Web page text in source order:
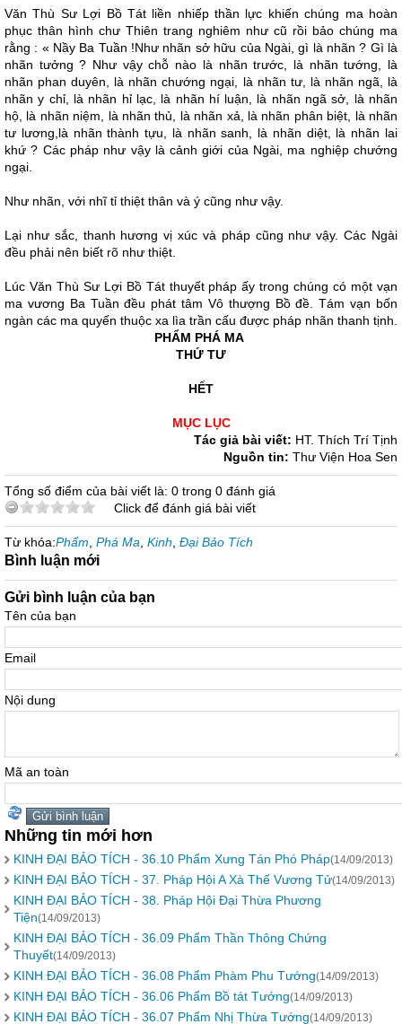
Văn Thù Sư Lợi Bồ Tát liền nhiếp thần lực khiến chúng ma hoàn
phục thân hình chư Thiên trang nghiêm như cũ rồi bảo chúng ma
rằng : « Nầy Ba Tuần !Như nhãn sở hữu của Ngài, gì là nhãn ? Gì là
nhãn tưởng ? Như vậy chỗ nào là nhãn trước, là nhãn tướng, là
nhãn phan duyên, là nhãn chướng ngại, là nhãn tư, là nhãn ngã, là
nhãn y chỉ, là nhãn hỉ lạc, là nhãn hí luận, là nhãn ngã sở, là nhãn
hộ, là nhãn niệm, là nhãn thủ, là nhãn xả, là nhãn phân biệt, là nhãn
tư lương,là nhãn thành tựu, là nhãn sanh, là nhãn diệt, là nhãn lai
khứ ? Các pháp như vậy là cảnh giới của Ngài, ma nghiệp chướng
ngại.
Như nhãn, với nhĩ tỉ thiệt thân và ý cũng như vậy.
Lại như sắc, thanh hương vị xúc và pháp cũng như vậy. Các Ngài
đều phải nên biết rõ như thiệt.
Lúc Văn Thù Sư Lợi Bồ Tát thuyết pháp ấy trong chúng có một vạn
ma vương Ba Tuần đều phát tâm Vô thượng Bồ đề. Tám vạn bốn
ngàn các ma quyến thuộc xa lìa trần cấu được pháp nhãn thanh tịnh.
PHẨM PHÁ MA
THỨ TƯ
HẾT
MỤC LỤC
Tác giả bài viết: HT. Thích Trí Tịnh
Nguồn tin: Thư Viện Hoa Sen
Tổng số điểm của bài viết là: 0 trong 0 đánh giá
Click để đánh giá bài viết
Từ khóa:Phẩm Phá Ma Kinh Đại Bảo Tích
Bình luận mới
Gửi bình luận của bạn
Tên của bạn
Email
Nội dung
Mã an toàn
Những tin mới hơn
KINH ĐẠI BẢO TÍCH - 36.10 Phẩm Xưng Tán Phó Pháp(14/09/2013)
KINH ĐẠI BẢO TÍCH - 37. Pháp Hội A Xà Thế Vương Tử(14/09/2013)
KINH ĐẠI BẢO TÍCH - 38. Pháp Hội Ðại Thừa Phương
Tiện(14/09/2013)
KINH ĐẠI BẢO TÍCH - 36.09 Phẩm Thần Thông Chứng
Thuyết(14/09/2013)
KINH ĐẠI BẢO TÍCH - 36.08 Phẩm Phàm Phu Tướng(14/09/2013)
KINH ĐẠI BẢO TÍCH - 36.06 Phẩm Bồ tát Tướng(14/09/2013)
KINH ĐẠI BẢO TÍCH - 36.07 Phẩm Nhị Thừa Tướng(14/09/2013)